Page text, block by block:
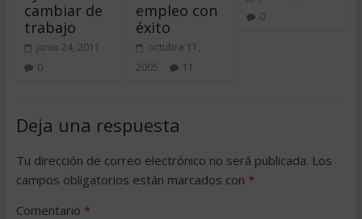
cambiar de
trabajo
junio 24, 2011
0
empleo con
éxito
octubre 11,
2005
11
0
Deja una respuesta
Tu dirección de correo electrónico no será publicada. Los
campos obligatorios están marcados con *
Comentario *